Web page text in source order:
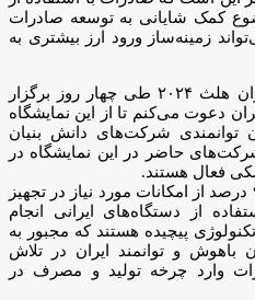
کمک شایانی به توسعه صادرات
زمینه‌ساز ورود ارز بیشتری به
کمپانی با بیان اینکه نمایشگاه ایران هلث ۲۰۲۴ طی چهار روز برگزار
دعوت می‌کنم تا از این نمایشگاه
توانمندی‌ شرکت‌های دانش بنیان
حاضر در این نمایشگاه در
فعال هستند.
کمپانی بیان کرد: در حال حاضر ۹۰ درصد از امکانات مورد نیاز در تجهیز
از دستگاه‌های ایرانی انجام
پیچیده هستند که مجبور به
باهوش و توانمند ایران در تلاش
وارد چرخه تولید و مصرف در